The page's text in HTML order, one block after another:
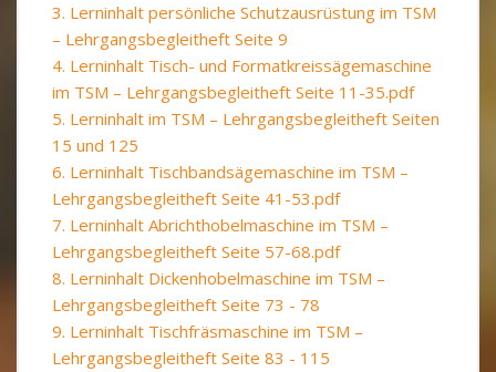
3. Lerninhalt persönliche Schutzausrüstung im TSM
– Lehrgangsbegleitheft Seite 9
4. Lerninhalt Tisch- und Formatkreissägemaschine
im TSM – Lehrgangsbegleitheft Seite 11-35.pdf
5. Lerninhalt im TSM – Lehrgangsbegleitheft Seiten
15 und 125
6. Lerninhalt Tischbandsägemaschine im TSM –
Lehrgangsbegleitheft Seite 41-53.pdf
7. Lerninhalt Abrichthobelmaschine im TSM –
Lehrgangsbegleitheft Seite 57-68.pdf
8. Lerninhalt Dickenhobelmaschine im TSM –
Lehrgangsbegleitheft Seite 73 - 78
9. Lerninhalt Tischfräsmaschine im TSM –
Lehrgangsbegleitheft Seite 83 - 115